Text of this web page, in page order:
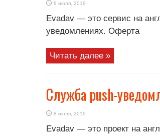
8 июля, 2019
Evadav — это сервис на
уведомлениях. Оферта
Читать далее »
Служба push-
8 июля, 2019
Evadav — это проект на